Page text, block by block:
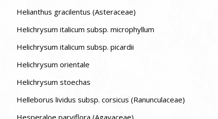
Helianthus gracilentus (Asteraceae)
Helichrysum italicum subsp. microphyllum
Helichrysum italicum subsp. picardii
Helichrysum orientale
Helichrysum stoechas
Helleborus lividus subsp. corsicus (Ranunculaceae)